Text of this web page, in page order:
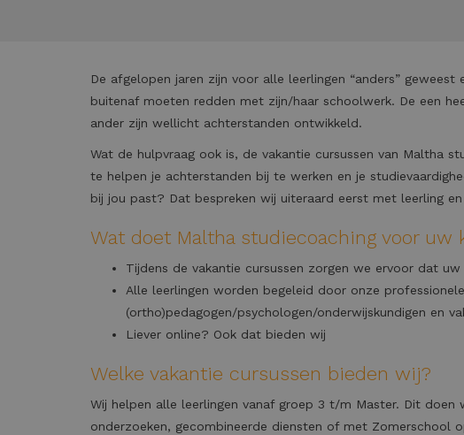
De afgelopen jaren zijn voor alle leerlingen “anders”
buitenaf moeten redden met zijn/haar schoolwerk. De een
ander zijn wellicht achterstanden ontwikkeld.
Wat de hulpvraag ook is, de vakantie cursussen van Maltha
te helpen je achterstanden bij te werken en je
bij jou past? Dat bespreken wij uiteraard eerst met leerling en
Wat doet Maltha studiecoaching voor uw
Tijdens de vakantie cursussen zorgen we ervoor dat uw
Alle leerlingen worden begeleid door onze professionele
(ortho)pedagogen/psychologen/onderwijskundigen en
Liever online? Ook dat bieden wij
Welke vakantie cursussen bieden wij?
Wij helpen alle leerlingen vanaf groep 3 t/m Master. Dit doen
onderzoeken, gecombineerde diensten of met Zomerschool